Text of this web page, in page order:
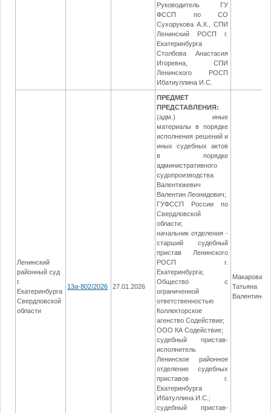
Руководитель ГУ
ФССП по СО
Сухорукова А.Х., СПИ
Ленинский РОСП г.
Екатеринбурга
Столбова Анастасия
Игоревна, СПИ
Ленинского РОСП
Ибатиуллина И.С.
Ленинский
районный суд
г.
Екатеринбурга
Свердловской
области
13а-802/2026 27.01.2026
ПРЕДМЕТ
ПРЕДСТАВЛЕНИЯ:
(адм.) иные
материалы в порядке
исполнения решений и
иных судебных актов
в порядке
административного
судопроизводства
Валентюкевич
Валентин Леонидович;
ГУФССП России по
Свердловской
области;
начальник отделения -
старший судебный
пристав Ленинского
РОСП г.
Екатеринбурга;
Общество с
ограниченной
ответственностью
Коллекторское
агенство Содействие;
ООО КА Содействие;
судебный пристав-
исполнитель
Ленинское районное
отделение судебных
приставов г.
Екатеринбурга
Ибатуллина И.С.;
судебный пристав-
Макарова
Татьяна